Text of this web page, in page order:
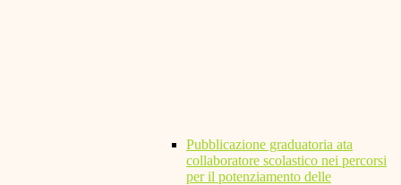
Pubblicazione graduatoria ata
collaboratore scolastico nei percorsi
per il potenziamento delle